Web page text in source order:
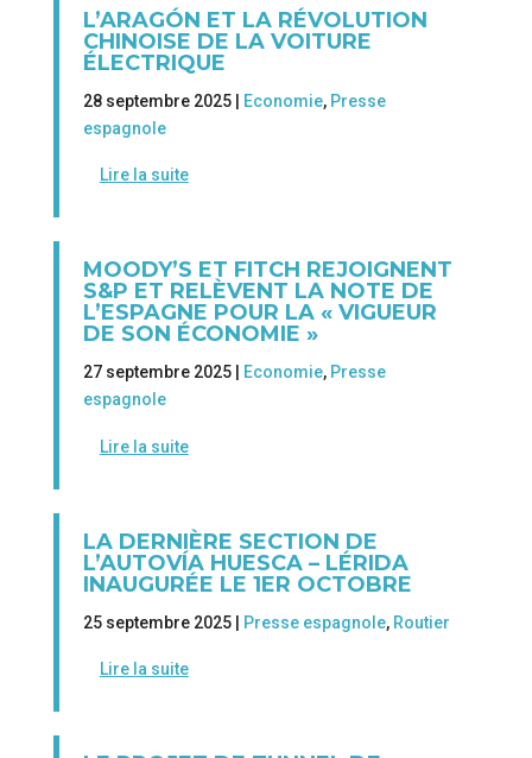
L’ARAGÓN ET LA RÉVOLUTION
CHINOISE DE LA VOITURE
ÉLECTRIQUE
28 septembre 2025 | Economie, Presse
espagnole
Lire la suite
MOODY’S ET FITCH REJOIGNENT
S&P ET RELÈVENT LA NOTE DE
L’ESPAGNE POUR LA « VIGUEUR
DE SON ÉCONOMIE »
27 septembre 2025 | Economie, Presse
espagnole
Lire la suite
LA DERNIÈRE SECTION DE
L’AUTOVÍA HUESCA – LÉRIDA
INAUGURÉE LE 1ER OCTOBRE
25 septembre 2025 | Presse espagnole, Routier
Lire la suite